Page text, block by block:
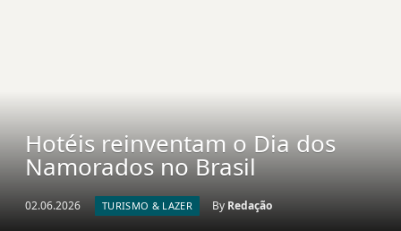
Hotéis reinventam o Dia dos
Namorados no Brasil
02.06.2026 TURISMO & LAZER By Redação